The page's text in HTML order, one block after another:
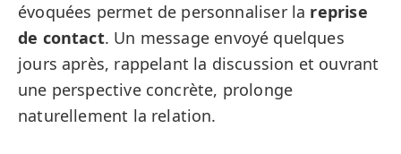
évoquées permet de personnaliser la reprise
de contact. Un message envoyé quelques
jours après, rappelant la discussion et ouvrant
une perspective concrète, prolonge
naturellement la relation.